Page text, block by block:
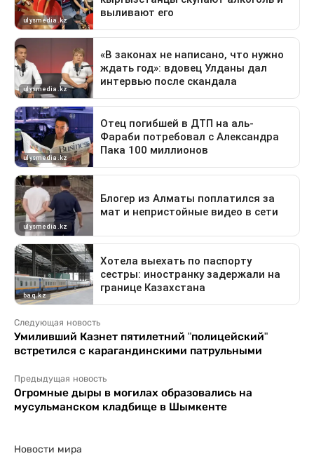
Следующая новость
Умиливший Казнет пятилетний "полицейский"
встретился с карагандинскими патрульными
Предыдущая новость
Огромные дыры в могилах образовались на
мусульманском кладбище в Шымкенте
Новости мира